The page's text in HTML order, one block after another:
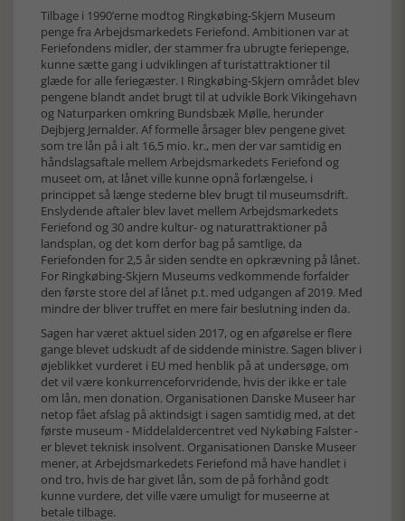
Tilbage i 1990’erne modtog Ringkøbing-Skjern Museum
penge fra Arbejdsmarkedets Feriefond. Ambitionen var at
Feriefondens midler, der stammer fra ubrugte feriepenge,
kunne sætte gang i udviklingen af turistattraktioner til
glæde for alle feriegæster. I Ringkøbing-Skjern området blev
pengene blandt andet brugt til at udvikle Bork Vikingehavn
og Naturparken omkring Bundsbæk Mølle, herunder
Dejbjerg Jernalder. Af formelle årsager blev pengene givet
som tre lån på i alt 16,5 mio. kr., men der var samtidig en
håndslagsaftale mellem Arbejdsmarkedets Feriefond og
museet om, at lånet ville kunne opnå forlængelse, i
princippet så længe stederne blev brugt til museumsdrift.
Enslydende aftaler blev lavet mellem Arbejdsmarkedets
Feriefond og 30 andre kultur- og naturattraktioner på
landsplan, og det kom derfor bag på samtlige, da
Feriefonden for 2,5 år siden sendte en opkrævning på lånet.
For Ringkøbing-Skjern Museums vedkommende forfalder
den første store del af lånet p.t. med udgangen af 2019. Med
mindre der bliver truffet en mere fair beslutning inden da.
Sagen har været aktuel siden 2017, og en afgørelse er flere
gange blevet udskudt af de siddende ministre. Sagen bliver i
øjeblikket vurderet i EU med henblik på at undersøge, om
det vil være konkurrenceforvridende, hvis der ikke er tale
om lån, men donation. Organisationen Danske Museer har
netop fået afslag på aktindsigt i sagen samtidig med, at det
første museum - Middelaldercentret ved Nykøbing Falster -
er blevet teknisk insolvent. Organisationen Danske Museer
mener, at Arbejdsmarkedets Feriefond må have handlet i
ond tro, hvis de har givet lån, som de på forhånd godt
kunne vurdere, det ville være umuligt for museerne at
betale tilbage.